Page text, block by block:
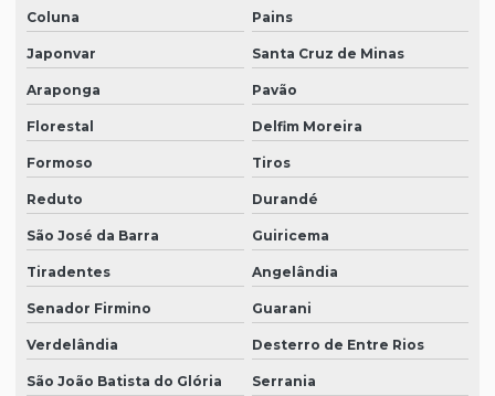
Coluna Pains
Japonvar Santa Cruz de Minas
Araponga Pavão
Florestal Delfim Moreira
Formoso Tiros
Reduto Durandé
São José da Barra Guiricema
Tiradentes Angelândia
Senador Firmino Guarani
Verdelândia Desterro de Entre Rios
São João Batista do Glória Serrania